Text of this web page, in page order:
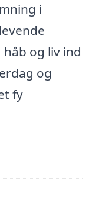
i
og liv ind
og
fy